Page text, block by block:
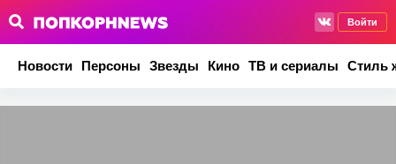
Войти
Новости Персоны Звезды Кино ТВ и сериалы Стиль